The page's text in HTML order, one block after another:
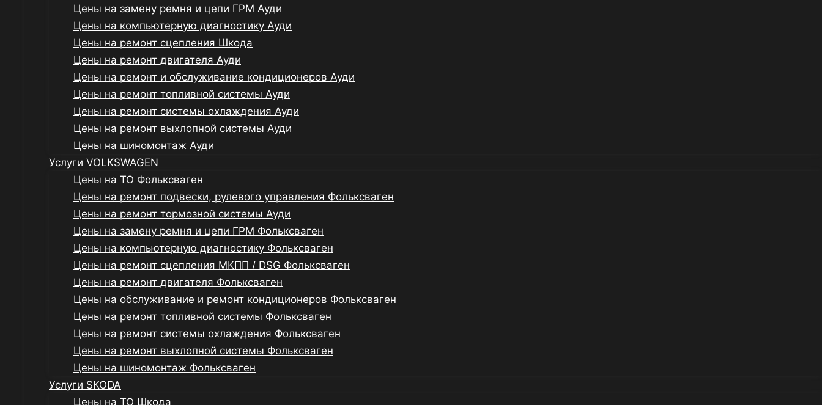
Цены на замену ремня и цепи ГРМ Ауди
Цены на компьютерную диагностику Ауди
Цены на ремонт сцепления Шкода
Цены на ремонт двигателя Ауди
Цены на ремонт и обслуживание кондиционеров Ауди
Цены на ремонт топливной системы Ауди
Цены на ремонт системы охлаждения Ауди
Цены на ремонт выхлопной системы Ауди
Цены на шиномонтаж Ауди
Услуги VOLKSWAGEN
Цены на ТО Фольксваген
Цены на ремонт подвески, рулевого управления Фольксваген
Цены на ремонт тормозной системы Ауди
Цены на замену ремня и цепи ГРМ Фольксваген
Цены на компьютерную диагностику Фольксваген
Цены на ремонт сцепления МКПП / DSG Фольксваген
Цены на ремонт двигателя Фольксваген
Цены на обслуживание и ремонт кондиционеров Фольксваген
Цены на ремонт топливной системы Фольксваген
Цены на ремонт системы охлаждения Фольксваген
Цены на ремонт выхлопной системы Фольксваген
Цены на шиномонтаж Фольксваген
Услуги SKODA
Цены на ТО Шкода